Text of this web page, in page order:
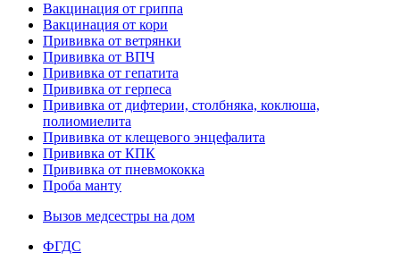
Вакцинация от гриппа
Вакцинация от кори
Прививка от ветрянки
Прививка от ВПЧ
Прививка от гепатита
Прививка от герпеса
Прививка от дифтерии, столбняка, коклюша,
полиомиелита
Прививка от клещевого энцефалита
Прививка от КПК
Прививка от пневмококка
Проба манту
Вызов медсестры на дом
ФГДС